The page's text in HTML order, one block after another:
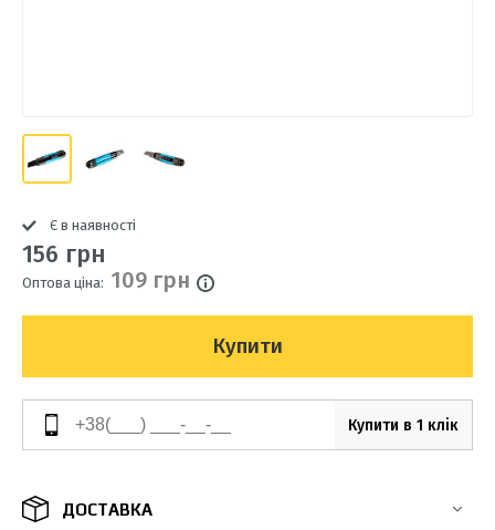
Є в наявності
156 грн
Оптова ціна: 109 грн
Купити
Купити в 1 клік
ДОСТАВКА